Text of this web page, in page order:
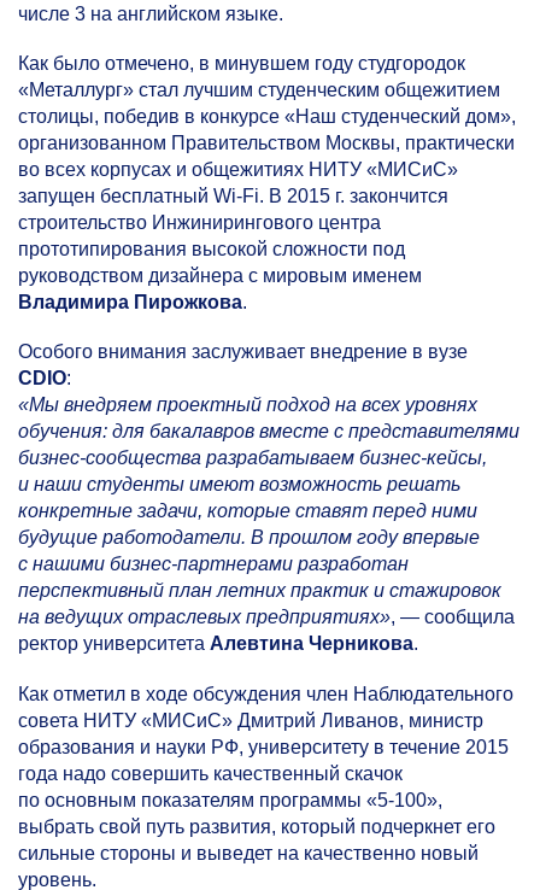
числе 3 на английском языке.
Как было отмечено, в минувшем году студгородок
«Металлург» стал лучшим студенческим общежитием
столицы, победив в конкурсе «Наш студенческий дом»,
организованном Правительством Москвы, практически
во всех корпусах и общежитиях НИТУ «МИСиС»
запущен бесплатный Wi-Fi. В 2015 г. закончится
строительство Инжинирингового центра
прототипирования высокой сложности под
руководством дизайнера с мировым именем
Владимира Пирожкова.
Особого внимания заслуживает внедрение в вузе
CDIO:
«Мы внедряем проектный подход на всех уровнях
обучения: для бакалавров вместе с представителями
бизнес-сообщества разрабатываем бизнес-кейсы,
и наши студенты имеют возможность решать
конкретные задачи, которые ставят перед ними
будущие работодатели. В прошлом году впервые
с нашими бизнес-партнерами разработан
перспективный план летних практик и стажировок
на ведущих отраслевых предприятиях», — сообщила
ректор университета Алевтина Черникова.
Как отметил в ходе обсуждения член Наблюдательного
совета НИТУ «МИСиС» Дмитрий Ливанов, министр
образования и науки РФ, университету в течение 2015
года надо совершить качественный скачок
по основным показателям программы «5-100»,
выбрать свой путь развития, который подчеркнет его
сильные стороны и выведет на качественно новый
уровень.